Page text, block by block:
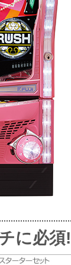
に必須!